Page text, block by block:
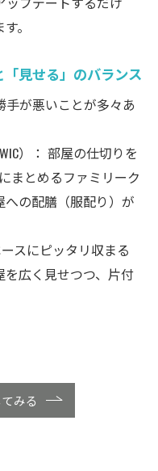
。
見せる」のバランス
が悪いことが多々あ
）： 部屋の仕切りを
まとめるファミリーク
の配膳（服配り）が
スにピッタリ収まる
広く見せつつ、片付
みる